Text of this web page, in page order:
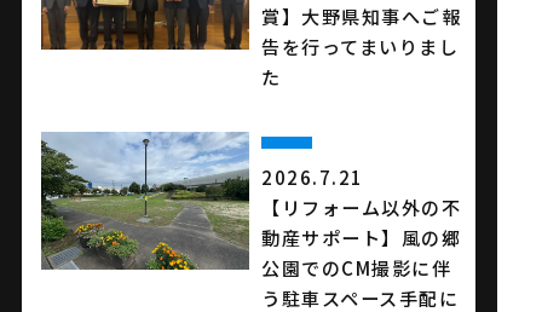
賞】大野県知事へご報
告を行ってまいりまし
た
2026.7.21
【リフォーム以外の不
動産サポート】風の郷
公園でのCM撮影に伴
う駐車スペース手配に